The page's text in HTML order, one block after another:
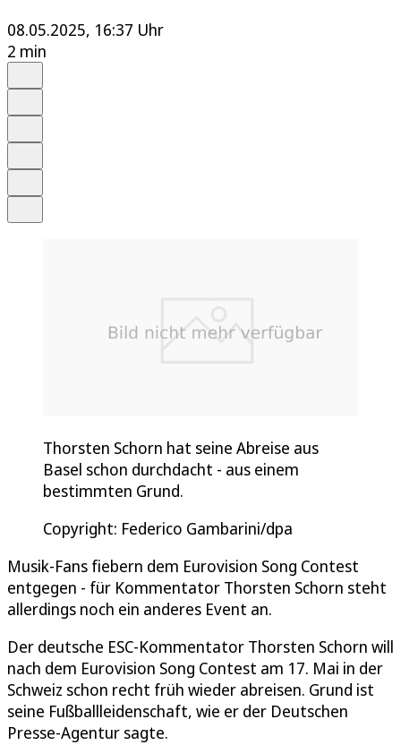
08.05.2025, 16:37 Uhr
2 min
Thorsten Schorn hat seine Abreise aus
Basel schon durchdacht - aus einem
bestimmten Grund.
Copyright: Federico Gambarini/dpa
Musik-Fans fiebern dem Eurovision Song Contest
entgegen - für Kommentator Thorsten Schorn steht
allerdings noch ein anderes Event an.
Der deutsche ESC-Kommentator Thorsten Schorn will
nach dem Eurovision Song Contest am 17. Mai in der
Schweiz schon recht früh wieder abreisen. Grund ist
seine Fußballleidenschaft, wie er der Deutschen
Presse-Agentur sagte.